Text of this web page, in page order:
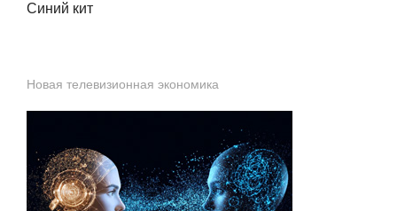
Синий кит
Новая телевизионная экономика